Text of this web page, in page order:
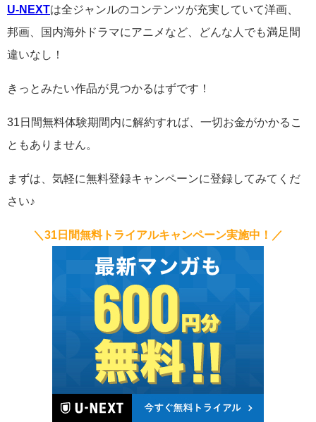
U-NEXTは全ジャンルのコンテンツが充実していて洋画、
邦画、国内海外ドラマにアニメなど、どんな人でも満足間
違いなし！
きっとみたい作品が見つかるはずです！
31日間無料体験期間内に解約すれば、一切お金がかかるこ
ともありません。
まずは、気軽に無料登録キャンペーンに登録してみてくだ
さい♪
＼31日間無料トライアルキャンペーン実施中！／